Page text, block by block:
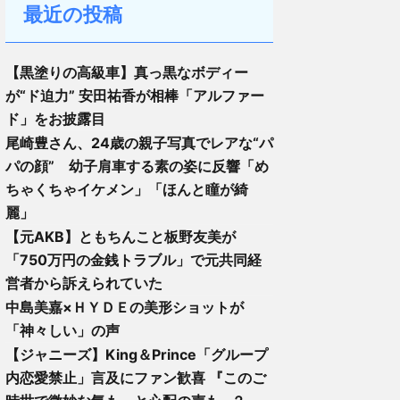
最近の投稿
【黒塗りの高級車】真っ黒なボディー
が“ド迫力” 安田祐香が相棒「アルファー
ド」をお披露目
尾崎豊さん、24歳の親子写真でレアな“パ
パの顔” 幼子肩車する素の姿に反響「め
ちゃくちゃイケメン」「ほんと瞳が綺
麗」
【元AKB】ともちんこと板野友美が
「750万円の金銭トラブル」で元共同経
営者から訴えられていた
中島美嘉×ＨＹＤＥの美形ショットが
「神々しい」の声
【ジャニーズ】King＆Prince「グループ
内恋愛禁止」言及にファン歓喜 『このご